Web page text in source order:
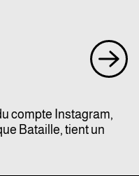
compte Instagram,
Bataille, tient un